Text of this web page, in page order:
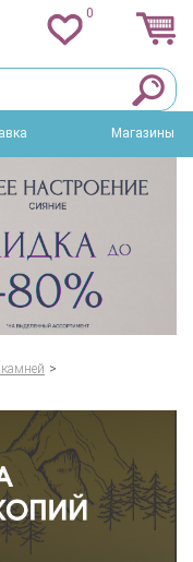
0
Магазины
>